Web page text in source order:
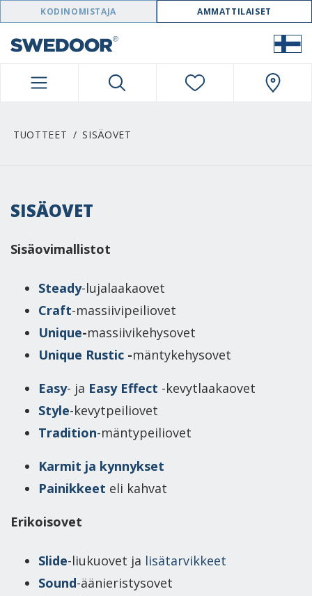
SWEDOOR NAVIGATION
KODINOMISTAJA AMMATTILAISET
TUOTTEET SISÄOVET
SISÄOVET
Sisäovimallistot
Steady-lujalaakaovet
Craft-massiivipeiliovet
Unique-massiivikehysovet
Unique Rustic -mäntykehysovet
Easy- ja Easy Effect -kevytlaakaovet
Style-kevytpeiliovet
Tradition-mäntypeiliovet
Karmit ja kynnykset
Painikkeet eli kahvat
Erikoisovet
Slide-liukuovet ja lisätarvikkeet
Sound-äänieristysovet